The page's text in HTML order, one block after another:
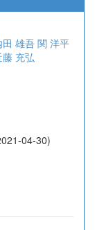
田 雄吾関 洋平
藤 充弘
04-30)